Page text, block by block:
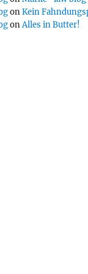
onKein
onAlles in Butter!